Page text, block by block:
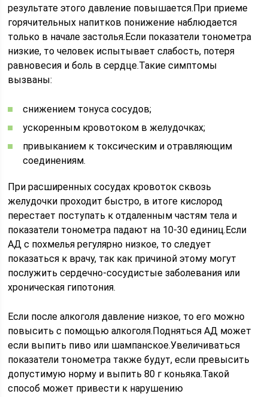
результате этого давление повышается.При приеме
горячительных напитков понижение наблюдается
только в начале застолья.Если показатели тонометра
низкие, то человек испытывает слабость, потеря
равновесия и боль в сердце.Такие симптомы
вызваны:
снижением тонуса сосудов;
ускоренным кровотоком в желудочках;
привыканием к токсическим и отравляющим
соединениям.
При расширенных сосудах кровоток сквозь
желудочки проходит быстро, в итоге кислород
перестает поступать к отдаленным частям тела и
показатели тонометра падают на 10-30 единиц.Если
АД с похмелья регулярно низкое, то следует
показаться к врачу, так как причиной этому могут
послужить сердечно-сосудистые заболевания или
хроническая гипотония.
Если после алкоголя давление низкое, то его можно
повысить с помощью алкоголя.Подняться АД может
если выпить пиво или шампанское.Увеличиваться
показатели тонометра также будут, если превысить
допустимую норму и выпить 80 г коньяка.Такой
способ может привести к нарушению